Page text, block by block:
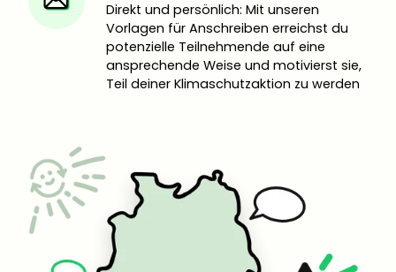
Direkt und persönlich: Mit unseren
Vorlagen für Anschreiben erreichst du
potenzielle Teilnehmende auf eine
ansprechende Weise und motivierst sie,
Teil deiner Klimaschutzaktion zu werden